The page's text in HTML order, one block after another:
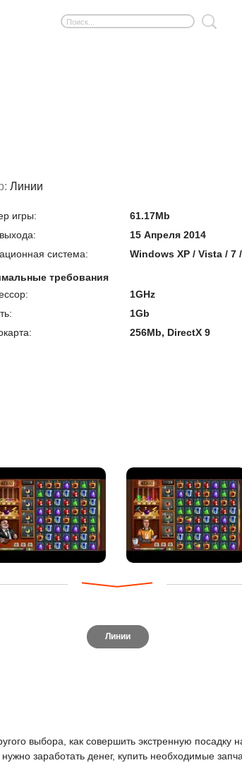
Линии
игры:
61.17Mb
15 Апреля 2014
система:
Windows XP / Vista / 7
требования
1GHz
1Gb
256Mb, DirectX 9
Линии
выбора, как совершить экстренную
заработать денег, купить необходимые